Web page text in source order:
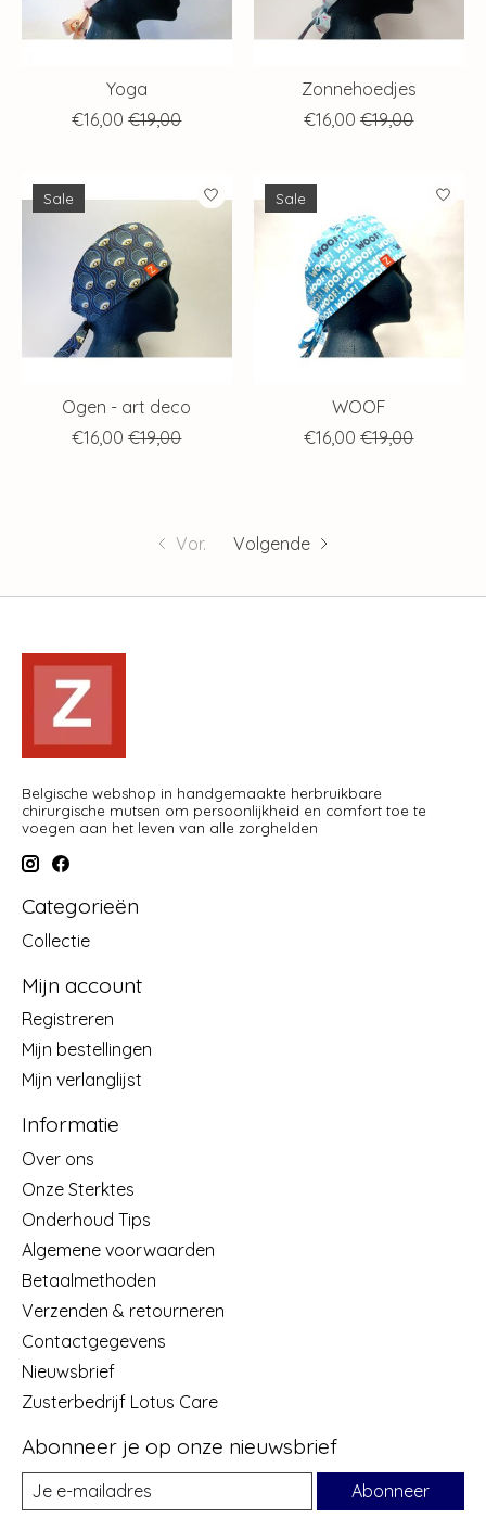
Yoga
€16,00 €19,00
Zonnehoedjes
€16,00 €19,00
Sale
Ogen - art deco
€16,00 €19,00
Sale
WOOF
€16,00 €19,00
Vor. Volgende
Belgische webshop in handgemaakte herbruikbare
chirurgische mutsen om persoonlijkheid en comfort toe te
voegen aan het leven van alle zorghelden
Categorieën
Collectie
Mijn account
Registreren
Mijn bestellingen
Mijn verlanglijst
Informatie
Over ons
Onze Sterktes
Onderhoud Tips
Algemene voorwaarden
Betaalmethoden
Verzenden & retourneren
Contactgegevens
Nieuwsbrief
Zusterbedrijf Lotus Care
Abonneer je op onze nieuwsbrief
Abonneer